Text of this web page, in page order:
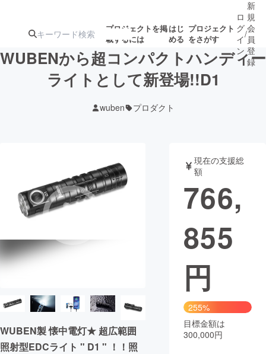
プロジェクトを掲
載するには
はじ
める
プロジェクト
をさがす
注目の新着プロ
ジェクト
ロジェクト
音楽
テクノロジー・ガジェット ゲーム・サ
CAMPFIRE for Social Good
CAMPFIRE Creation
CAMPFIREふるさと納税
コミュニティ
ロ
グ
イ
ン
/
新
規
会
員
登
録
WUBENから超コンパクトハンディー
ライトとして新登場!!D1
wuben プロダクト
WUBEN製 懐中電灯★ 超広範囲
照射型EDCライト " D1 " ！！照
現在の支援総
額
766,
855
円
255%
目標金額は
300,000円